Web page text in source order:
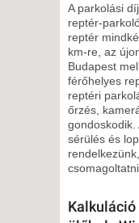
A parkolási
reptér-
reptér
km-re, az
Budapest
férőhelyes
reptéri
őrzés,
gondoskodik.
sérülés és